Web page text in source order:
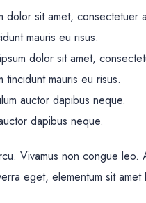
dolor sit amet, consectetuer
mauris eu risus.
dolor sit amet,
tincidunt mauris eu risus.
auctor dapibus neque.
dapibus neque.
Vivamus non congue
eget, elementum sit